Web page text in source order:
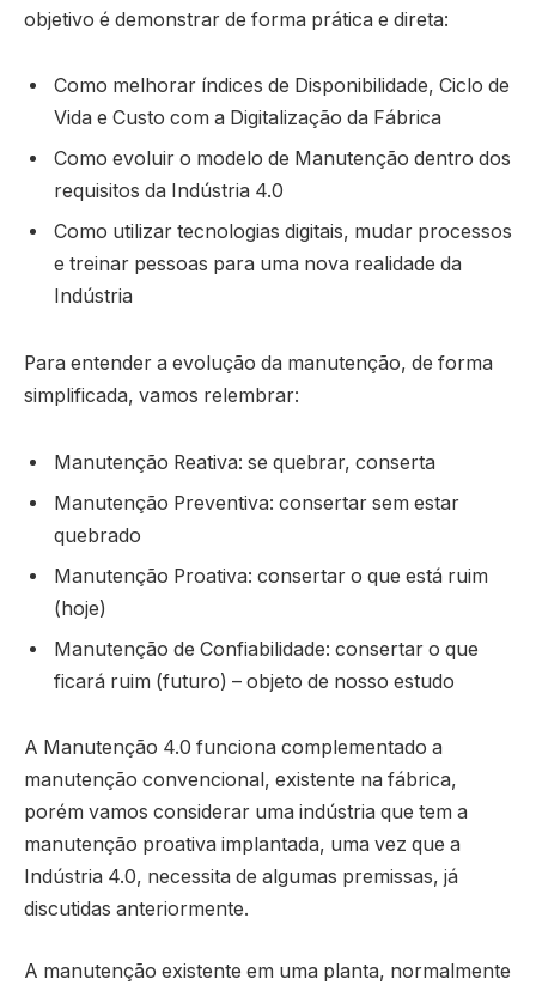
objetivo é demonstrar de forma prática e direta:
Como melhorar índices de Disponibilidade, Ciclo de
Vida e Custo com a Digitalização da Fábrica
Como evoluir o modelo de Manutenção dentro dos
requisitos da Indústria 4.0
Como utilizar tecnologias digitais, mudar processos
e treinar pessoas para uma nova realidade da
Indústria
Para entender a evolução da manutenção, de forma
simplificada, vamos relembrar:
Manutenção Reativa: se quebrar, conserta
Manutenção Preventiva: consertar sem estar
quebrado
Manutenção Proativa: consertar o que está ruim
(hoje)
Manutenção de Confiabilidade: consertar o que
ficará ruim (futuro) – objeto de nosso estudo
A Manutenção 4.0 funciona complementado a
manutenção convencional, existente na fábrica,
porém vamos considerar uma indústria que tem a
manutenção proativa implantada, uma vez que a
Indústria 4.0, necessita de algumas premissas, já
discutidas anteriormente.
A manutenção existente em uma planta, normalmente